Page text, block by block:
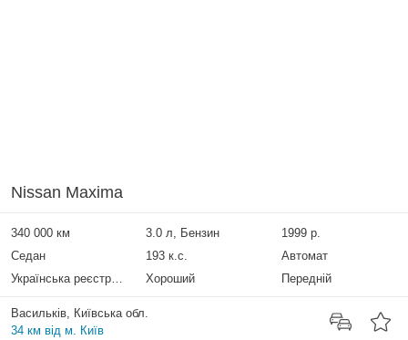
Nissan Maxima
340 000 км 3.0 л, Бензин
1999 р.
Седан
193 к.с.
Автомат
Українська реєстрація
Хороший Передній
Васильків, Київська обл.
34 км від м. Київ